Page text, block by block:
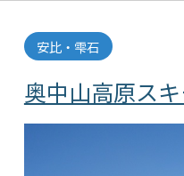
奥中山高原ス
安比・雫石